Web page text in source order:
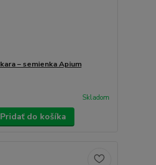
– semienka Apium
Skladom
Pridať do košíka